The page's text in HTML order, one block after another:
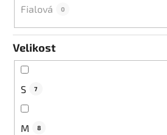
Fialová 0
Velikost
S 7
M 8